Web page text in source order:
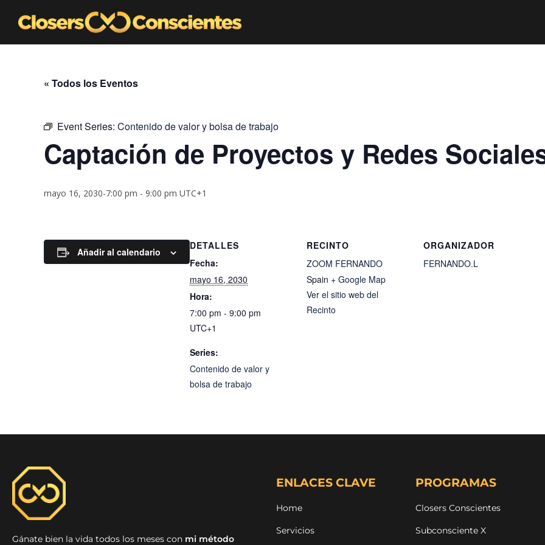
« Todos los Eventos
Event Series: Contenido de valor y bolsa de trabajo
Captación de Proyectos y Redes
mayo 16, 2030-7:00 pm - 9:00 pm UTC+1
Añadir al calendario
DETALLES
Fecha:
mayo 16, 2030
Hora:
7:00 pm - 9:00 pm
UTC+1
Series:
Contenido de valor y
bolsa de trabajo
RECINTO
ZOOM FERNANDO
Spain + Google Map
Ver el sitio web del
Recinto
ORGANIZADOR
FERNANDO.L
Gánate bien la vida todos los meses con mi método
ENLACES CLAVE
Home
Servicios
PROGRAMAS
Closers Conscientes
Subconsciente X